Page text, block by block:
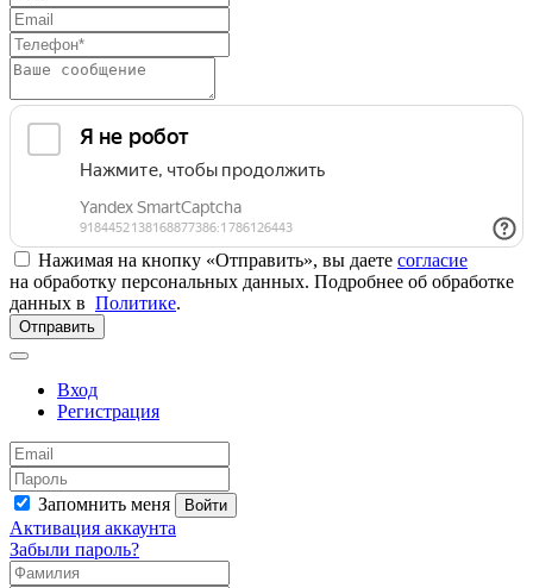
Нажимая на кнопку «Отправить», вы даете согласие
на обработку персональных данных. Подробнее об обработке
данных в Политике.
Отправить
Вход
Регистрация
Запомнить меня Войти
Активация аккаунта
Забыли пароль?